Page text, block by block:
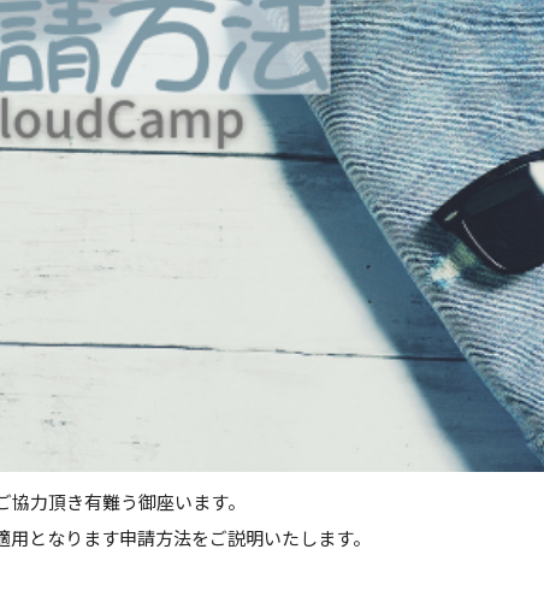
力頂き有難う御座います。
となります申請方法をご説明いたします。